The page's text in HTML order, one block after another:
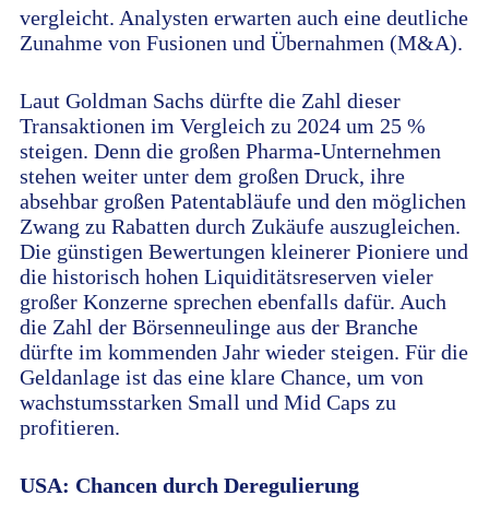
vergleicht. Analysten erwarten auch eine deutliche
Zunahme von Fusionen und Übernahmen (M&A).
Laut Goldman Sachs dürfte die Zahl dieser
Transaktionen im Vergleich zu 2024 um 25 %
steigen. Denn die großen Pharma-Unternehmen
stehen weiter unter dem großen Druck, ihre
absehbar großen Patentabläufe und den möglichen
Zwang zu Rabatten durch Zukäufe auszugleichen.
Die günstigen Bewertungen kleinerer Pioniere und
die historisch hohen Liquiditätsreserven vieler
großer Konzerne sprechen ebenfalls dafür. Auch
die Zahl der Börsenneulinge aus der Branche
dürfte im kommenden Jahr wieder steigen. Für die
Geldanlage ist das eine klare Chance, um von
wachstumsstarken Small und Mid Caps zu
profitieren.
USA: Chancen durch Deregulierung